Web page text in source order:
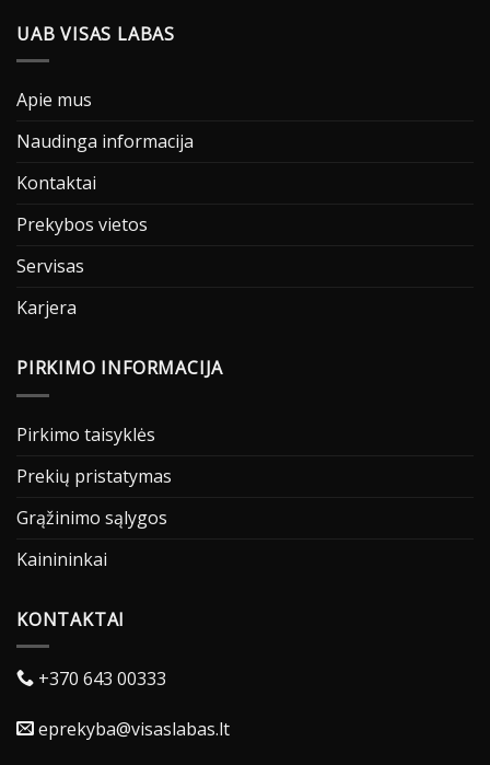
UAB VISAS LABAS
Apie mus
Naudinga informacija
Kontaktai
Prekybos vietos
Servisas
Karjera
PIRKIMO INFORMACIJA
Pirkimo taisyklės
Prekių pristatymas
Grąžinimo sąlygos
Kainininkai
KONTAKTAI
+370 643 00333
eprekyba@visaslabas.lt